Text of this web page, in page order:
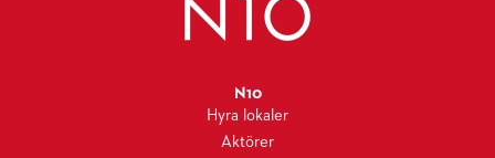
N10
Hyra lokaler
Aktörer